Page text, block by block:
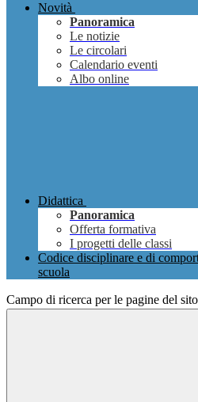
Novità
Panoramica
Le notizie
Le circolari
Calendario eventi
Albo online
Didattica
Panoramica
Offerta formativa
I progetti delle classi
Codice disciplinare e di
scuola
Campo di ricerca per le pagine del sito